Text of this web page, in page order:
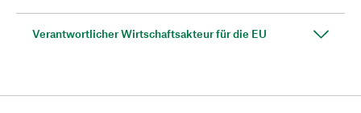
Verantwortlicher Wirtschaftsakteur für die EU